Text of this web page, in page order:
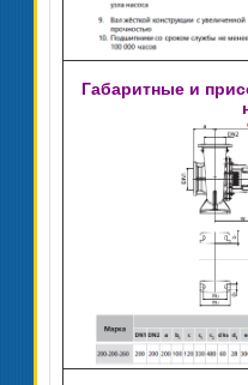
Габаритные и